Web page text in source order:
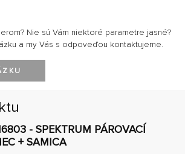
Nie sú Vám niektoré parametre jasné?
a my Vás s odpoveďou kontaktujeme.
- SPEKTRUM PÁROVACÍ
+ SAMICA